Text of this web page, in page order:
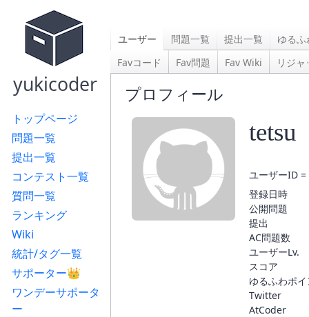
yukicoder
トップページ
問題一覧
提出一覧
コンテスト一覧
質問一覧
ランキング
Wiki
統計/タグ一覧
サポーター👑
ワンデーサポータ
ー
ユーザー 問題一覧 提出一覧
ゆる
Favコード
Fav問題 Fav Wiki リジ
プロフィール
tetsu
ユーザーID
登録日時
公開問題
提出
AC問題数
ユーザーLv.
スコア
ゆるふわポ
Twitter
AtCoder